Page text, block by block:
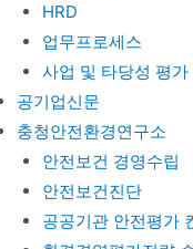
HRD
업무프로세스
사업 및 타당성 평가
공기업신문
충청안전환경연구소
안전보건 경영수립
안전보건진단
공공기관 안전평가